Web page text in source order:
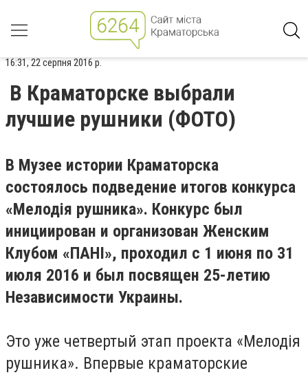
16:31, 22 серпня 2016 р.
В Краматорске выбрали
лучшие рушники (ФОТО)
В Музее истории Краматорска
состоялось подведение итогов конкурса
«Мелодія рушника». Конкурс был
инициирован и организован Женским
Клубом «ПАНІ», проходил с 1 июня по 31
июля 2016 и был посвящен 25-летию
Независимости Украины.
Это уже четвертый этап проекта «Мелодія
рушника». Впервые краматорские